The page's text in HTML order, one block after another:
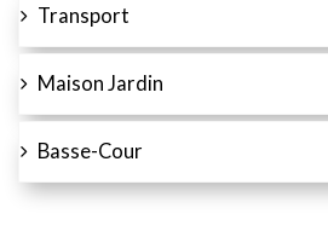
Transport
Maison Jardin
Basse-Cour